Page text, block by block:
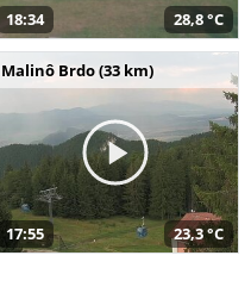
18:34 28,8 °C
Malinô Brdo (33 km)
17:55 23,3 °C